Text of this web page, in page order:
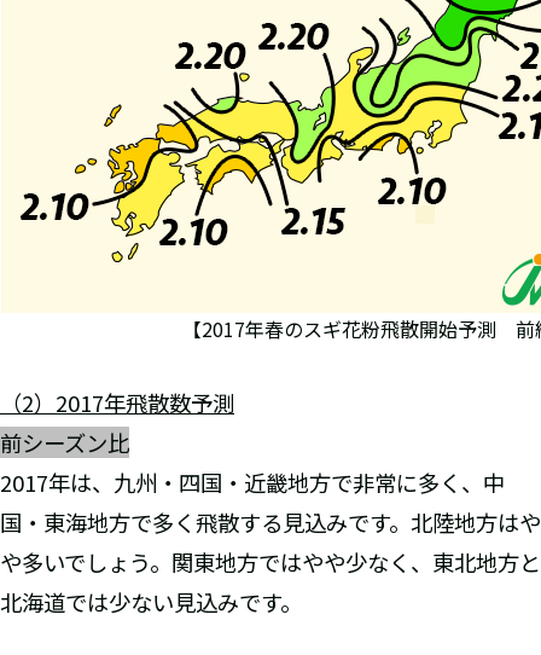
【2017年春のスギ花粉飛散開始予測 前
（2） 2017年飛散数予測
前シーズン比
2017年は、九州・四国・近畿地方で非常に多く、中
国・東海地方で多く飛散する見込みです。北陸地方はや
や多いでしょう。関東地方ではやや少なく、東北地方と
北海道では少ない見込みです。